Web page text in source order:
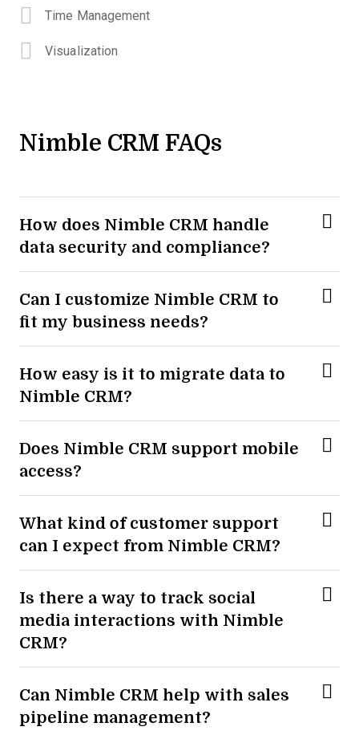
Time Management
Visualization
Nimble CRM FAQs
How does Nimble CRM handle
data security and compliance?
Can I customize Nimble CRM to
fit my business needs?
How easy is it to migrate data to
Nimble CRM?
Does Nimble CRM support mobile
access?
What kind of customer support
can I expect from Nimble CRM?
Is there a way to track social
media interactions with Nimble
CRM?
Can Nimble CRM help with sales
pipeline management?